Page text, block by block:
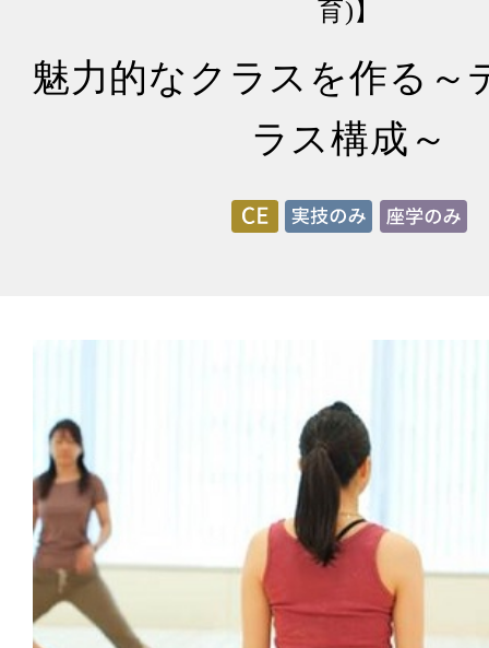
育)】
魅力的なクラスを作る～
ラス構成～